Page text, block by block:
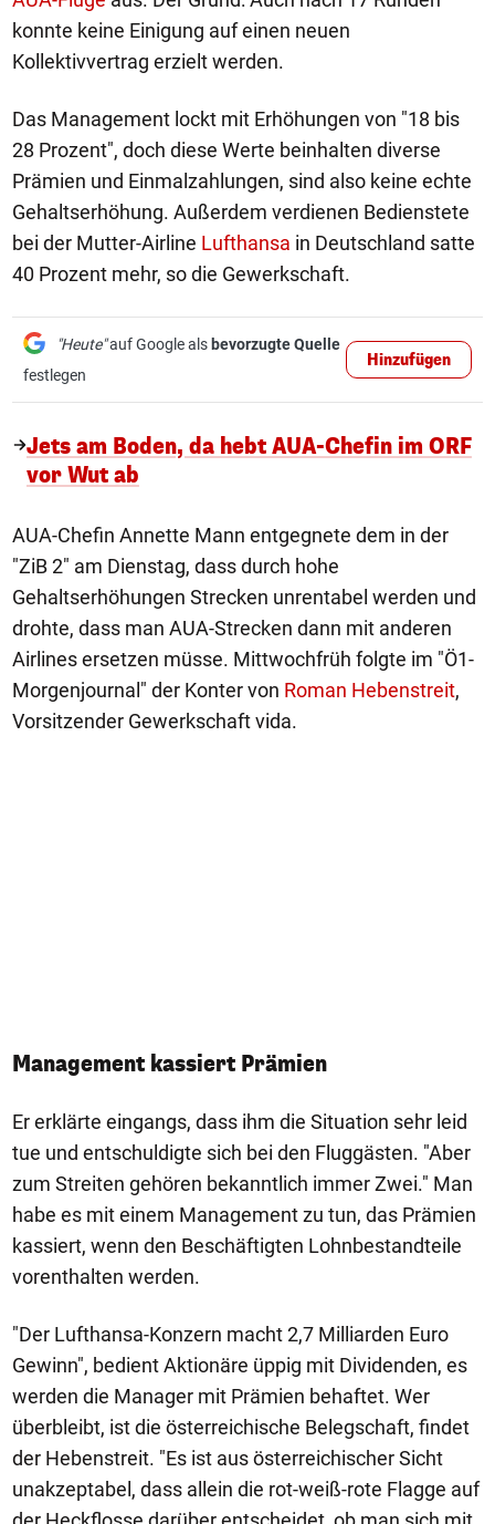
konnte keine Einigung auf einen neuen
Kollektivvertrag erzielt werden.
Das Management lockt mit Erhöhungen von "18 bis
28 Prozent", doch diese Werte beinhalten diverse
Prämien und Einmalzahlungen, sind also keine echte
Gehaltserhöhung. Außerdem verdienen Bedienstete
bei der Mutter-Airline Lufthansa in Deutschland satte
40 Prozent mehr, so die Gewerkschaft.
"Heute"auf Google als bevorzugte Quelle
festlegen
Hinzufügen
Jets am Boden, da hebt AUA-Chefin im ORF
vor Wut ab
AUA-Chefin Annette Mann entgegnete dem in der
"ZiB 2" am Dienstag, dass durch hohe
Gehaltserhöhungen Strecken unrentabel werden und
drohte, dass man AUA-Strecken dann mit anderen
Airlines ersetzen müsse. Mittwochfrüh folgte im "Ö1-
Morgenjournal" der Konter von Roman Hebenstreit,
Vorsitzender Gewerkschaft vida.
Management kassiert Prämien
Er erklärte eingangs, dass ihm die Situation sehr leid
tue und entschuldigte sich bei den Fluggästen. "Aber
zum Streiten gehören bekanntlich immer Zwei." Man
habe es mit einem Management zu tun, das Prämien
kassiert, wenn den Beschäftigten Lohnbestandteile
vorenthalten werden.
"Der Lufthansa-Konzern macht 2,7 Milliarden Euro
Gewinn", bedient Aktionäre üppig mit Dividenden, es
werden die Manager mit Prämien behaftet. Wer
überbleibt, ist die österreichische Belegschaft, findet
der Hebenstreit. "Es ist aus österreichischer Sicht
unakzeptabel, dass allein die rot-weiß-rote Flagge auf